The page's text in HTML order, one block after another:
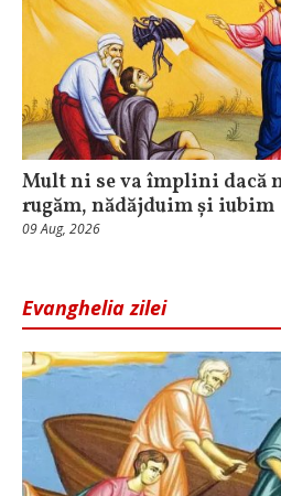
Mult ni se va împlini dacă
rugăm, nădăjduim și iubim
09 Aug, 2026
Evanghelia zilei